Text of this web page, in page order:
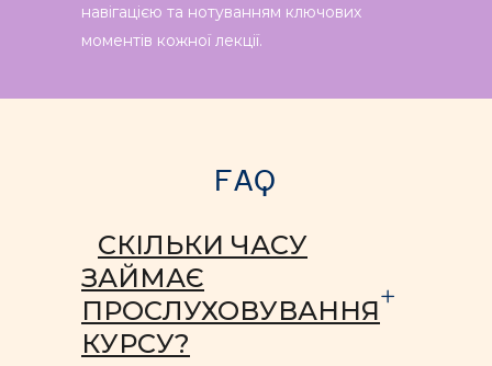
навігацією та нотуванням ключових
моментів кожної лекції.
FAQ
СКІЛЬКИ ЧАСУ
ЗАЙМАЄ
ПРОСЛУХОВУВАННЯ
КУРСУ?